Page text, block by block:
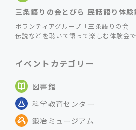
三条語りの会とびら 民話語り体験
ボランティアグループ「三条語りの会
伝説などを聴いて語って楽しむ体験会で
イベントカテゴリー
図書館
科学教育センター
鍛冶ミュージアム